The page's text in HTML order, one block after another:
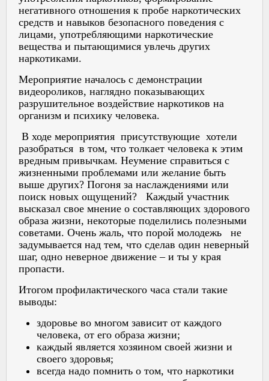
негативного отношения к пробе наркотических
средств и навыков безопасного поведения с
лицами, употребляющими наркотические
вещества и пытающимися увлечь других
наркотиками.
Мероприятие началось с демонстрации
видеороликов, наглядно показывающих
разрушительное воздействие наркотиков на
организм и психику человека.
В ходе мероприятия присутствующие хотели
разобраться в том, что толкает человека к этим
вредным привычкам. Неумение справиться с
жизненными проблемами или желание быть
выше других? Погоня за наслаждениями или
поиск новых ощущений? Каждый участник
высказал свое мнение о составляющих здорового
образа жизни, некоторые поделились полезными
советами. Очень жаль, что порой молодежь не
задумывается над тем, что сделав один неверный
шаг, одно неверное движение – и ты у края
пропасти.
Итогом профилактического часа стали такие
выводы:
здоровье во многом зависит от каждого
человека, от его образа жизни;
каждый является хозяином своей жизни и
своего здоровья;
всегда надо помнить о том, что наркотики